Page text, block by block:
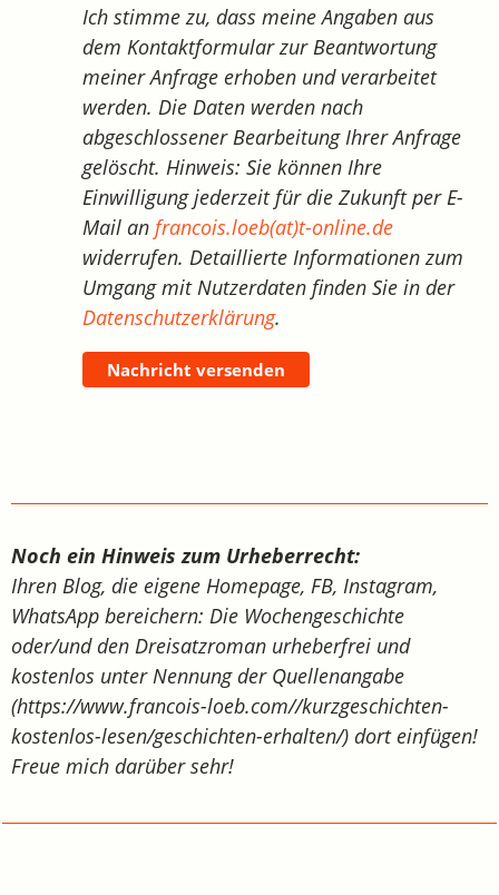
Ich stimme zu, dass meine Angaben aus
dem Kontaktformular zur Beantwortung
meiner Anfrage erhoben und verarbeitet
werden. Die Daten werden nach
abgeschlossener Bearbeitung Ihrer Anfrage
gelöscht. Hinweis: Sie können Ihre
Einwilligung jederzeit für die Zukunft per E-
Mail an francois.loeb(at)t-online.de
widerrufen. Detaillierte Informationen zum
Umgang mit Nutzerdaten finden Sie in der
Datenschutzerklärung.
Nachricht versenden
Noch ein Hinweis zum Urheberrecht:
Ihren Blog, die eigene Homepage, FB, Instagram,
WhatsApp bereichern: Die Wochengeschichte
oder/und den Dreisatzroman urheberfrei und
kostenlos unter Nennung der Quellenangabe
(https://www.francois-loeb.com//kurzgeschichten-
kostenlos-lesen/geschichten-erhalten/) dort einfügen!
Freue mich darüber sehr!